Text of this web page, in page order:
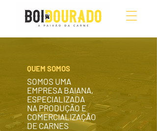
QUEM SOMOS
SOMOS UMA
EMPRESA BAIANA,
ESPECIALIZADA
NA PRODUÇÃO E
COMERCIALIZAÇÃO
DE CARNES